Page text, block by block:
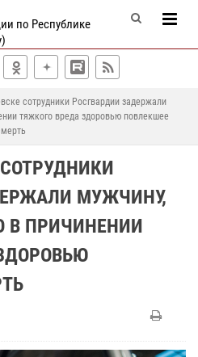
по Республике
сотрудники Росгвардии задержали
тяжкого вреда здоровью повлекшее
МУЖЧИНУ,
В ПРИЧИНЕНИИ